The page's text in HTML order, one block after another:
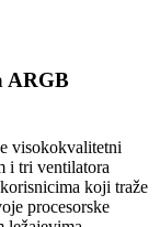
ARGB
visokokvalitetni
i tri ventilatora
koji traže
procesorske